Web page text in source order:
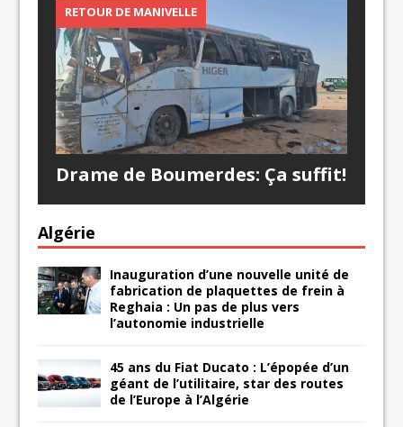
RETOUR DE MANIVELLE
Drame de Boumerdes: Ça suffit!
Algérie
Inauguration d’une nouvelle unité de
fabrication de plaquettes de frein à
Reghaia : Un pas de plus vers
l’autonomie industrielle
45 ans du Fiat Ducato : L’épopée d’un
géant de l’utilitaire, star des routes
de l’Europe à l’Algérie